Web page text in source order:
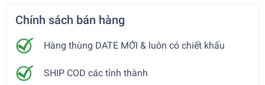
Chính sách bán hàng
Hàng thùng DATE MỚI & luôn có chiết khấu
SHIP COD các tỉnh thành